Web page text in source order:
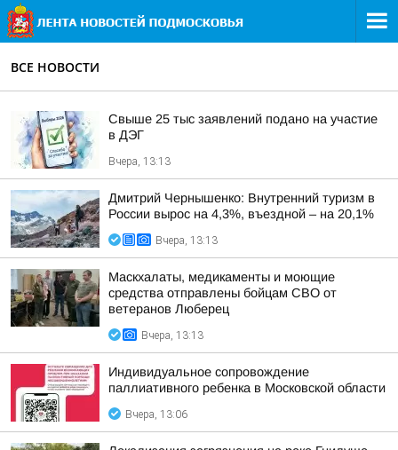
ВСЕ НОВОСТИ
Свыше 25 тыс заявлений подано на участие
в ДЭГ
Вчера, 13:13
Дмитрий Чернышенко: Внутренний туризм в
России вырос на 4,3%, въездной – на 20,1%
Вчера, 13:13
Маскхалаты, медикаменты и моющие
средства отправлены бойцам СВО от
ветеранов Люберец
Вчера, 13:13
Индивидуальное сопровождение
паллиативного ребенка в Московской области
Вчера, 13:06